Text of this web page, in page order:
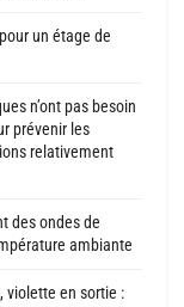
un étage de
n’ont pas besoin
prévenir les
relativement
des ondes de
ambiante
violette en sortie :